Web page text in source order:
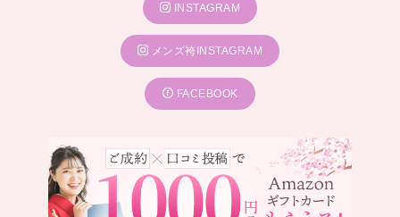
INSTAGRAM
メンズ袴INSTAGRAM
FACEBOOK